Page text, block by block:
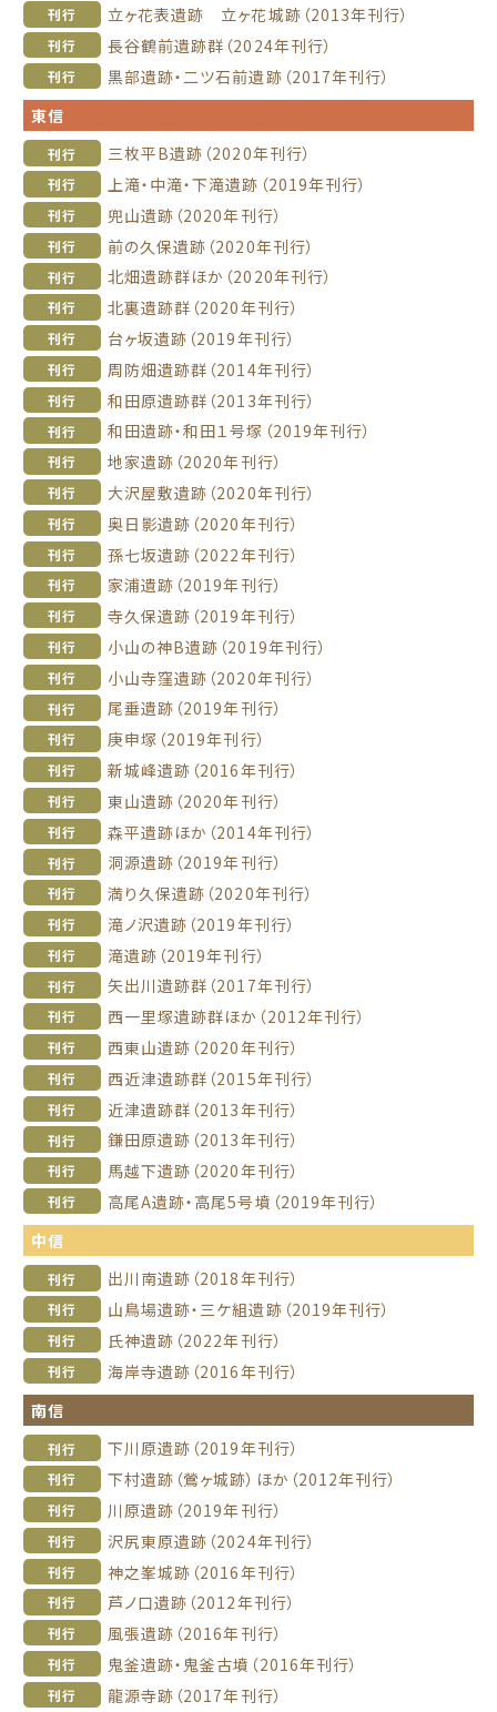
刊行 立ヶ花表遺跡 立ヶ花城跡（2013年刊行）
刊行 長谷鶴前遺跡群（2024年刊行）
刊行
黒部遺跡・二ツ石前遺跡（2017年刊行）
東信
刊行 三枚平B遺跡（2020年刊行）
刊行 上滝・中滝・下滝遺跡（2019年刊行）
刊行 兜山遺跡（2020年刊行）
刊行 前の久保遺跡（2020年刊行）
刊行 北畑遺跡群ほか（2020年刊行）
刊行 北裏遺跡群（2020年刊行）
刊行 台ヶ坂遺跡（2019年刊行）
刊行 周防畑遺跡群（2014年刊行）
刊行 和田原遺跡群（2013年刊行）
刊行 和田遺跡・和田１号塚（2019年刊行）
刊行 地家遺跡（2020年刊行）
刊行 大沢屋敷遺跡（2020年刊行）
刊行 奥日影遺跡（2020年刊行）
刊行 孫七坂遺跡（2022年刊行）
刊行 家浦遺跡（2019年刊行）
刊行 寺久保遺跡（2019年刊行）
刊行 小山の神B遺跡（2019年刊行）
刊行 小山寺窪遺跡（2020年刊行）
刊行 尾垂遺跡（2019年刊行）
刊行 庚申塚（2019年刊行）
刊行 新城峰遺跡（2016年刊行）
刊行 東山遺跡（2020年刊行）
刊行 森平遺跡ほか（2014年刊行）
刊行 洞源遺跡（2019年刊行）
刊行 満り久保遺跡（2020年刊行）
刊行 滝ノ沢遺跡（2019年刊行）
刊行 滝遺跡（2019年刊行）
刊行 矢出川遺跡群（2017年刊行）
刊行 西一里塚遺跡群ほか（2012年刊行）
刊行 西東山遺跡（2020年刊行）
刊行 西近津遺跡群（2015年刊行）
刊行 近津遺跡群（2013年刊行）
刊行 鎌田原遺跡（2013年刊行）
刊行 馬越下遺跡（2020年刊行）
刊行
高尾A遺跡・高尾5号墳（2019年刊行）
中信
刊行 出川南遺跡（2018年刊行）
刊行 山鳥場遺跡・三ケ組遺跡（2019年刊行）
刊行 氏神遺跡（2022年刊行）
刊行
海岸寺遺跡（2016年刊行）
南信
刊行 下川原遺跡（2019年刊行）
刊行 下村遺跡（鶯ヶ城跡）ほか（2012年刊行）
刊行 川原遺跡（2019年刊行）
刊行 沢尻東原遺跡（2024年刊行）
刊行 神之峯城跡（2016年刊行）
刊行 芦ノ口遺跡（2012年刊行）
刊行 風張遺跡（2016年刊行）
刊行 鬼釜遺跡・鬼釜古墳（2016年刊行）
刊行 龍源寺跡（2017年刊行）